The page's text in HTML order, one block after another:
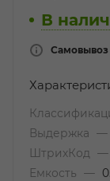
В
Самовывоз
Выдержка
—
ШтрихКод
—
Емкость
—